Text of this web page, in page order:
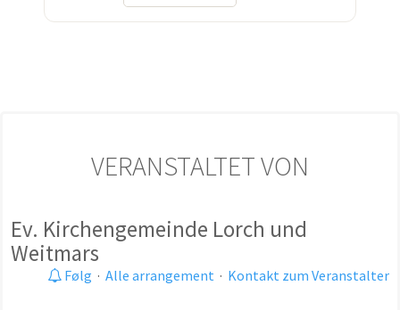
VERANSTALTET VON
Ev. Kirchengemeinde Lorch und
Weitmars
Følg · Alle arrangement · Kontakt zum Veranstalter